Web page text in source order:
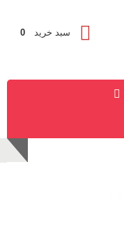
سبد خرید 0